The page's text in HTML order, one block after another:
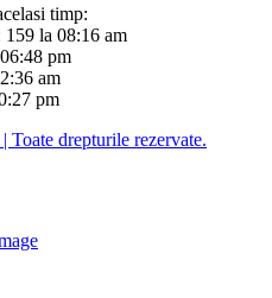
timp:
la 08:16 am
pm
am
pm
drepturile rezervate.